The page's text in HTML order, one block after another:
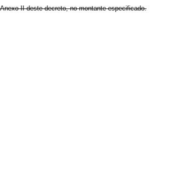
II deste decreto, no montante especificado.